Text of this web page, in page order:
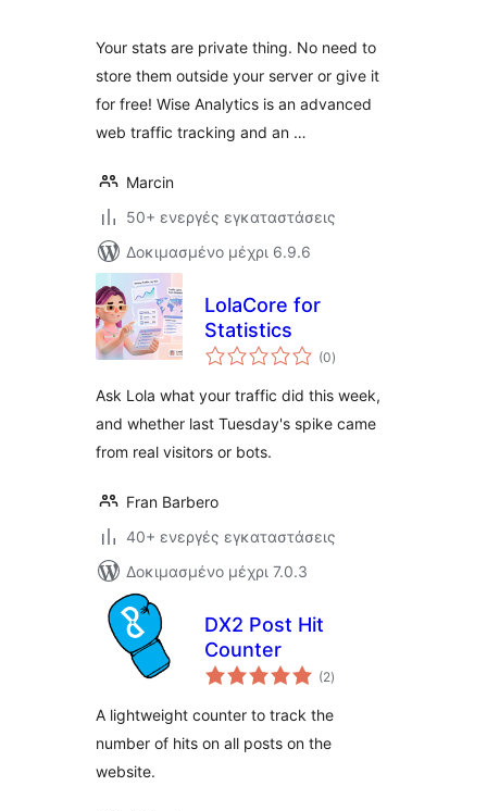
Your stats are private thing. No need to
store them outside your server or give it
for free! Wise Analytics is an advanced
web traffic tracking and an …
Marcin
50+ ενεργές εγκαταστάσεις
Δοκιμασμένο μέχρι 6.9.6
LolaCore for
Statistics
(0αξιολογήσεις
σύνολο
)
Ask Lola what your traffic did this week,
and whether last Tuesday's spike came
from real visitors or bots.
Fran Barbero
40+ ενεργές εγκαταστάσεις
Δοκιμασμένο μέχρι 7.0.3
DX2 Post Hit
Counter
(2αξιολογήσεις
σύνολο
)
A lightweight counter to track the
number of hits on all posts on the
website.